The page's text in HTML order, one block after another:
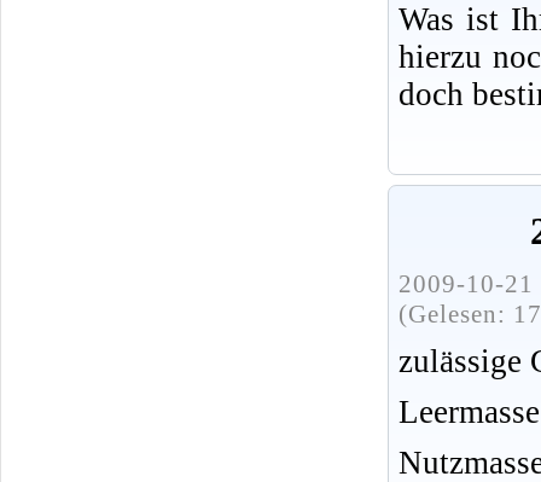
Was ist
hierzu
doch
2009-10-
(Gelesen:
zulässige